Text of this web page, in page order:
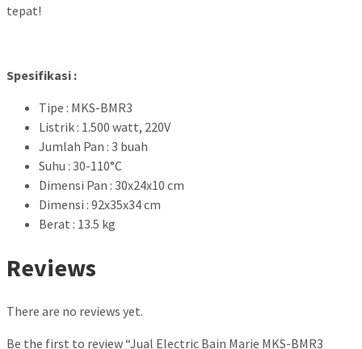
tepat!
Spesifikasi :
Tipe : MKS-BMR3
Listrik : 1.500 watt, 220V
Jumlah Pan : 3 buah
Suhu : 30-110°C
Dimensi Pan : 30x24x10 cm
Dimensi : 92x35x34 cm
Berat : 13.5 kg
Reviews
There are no reviews yet.
Be the first to review “Jual Electric Bain Marie MKS-BMR3